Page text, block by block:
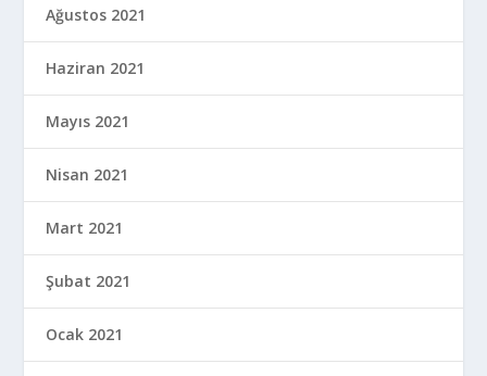
Ağustos 2021
Haziran 2021
Mayıs 2021
Nisan 2021
Mart 2021
Şubat 2021
Ocak 2021